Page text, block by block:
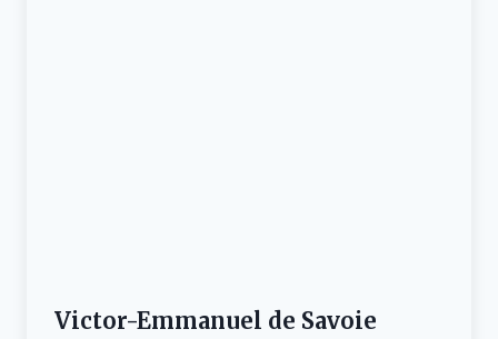
Victor-Emmanuel de Savoie